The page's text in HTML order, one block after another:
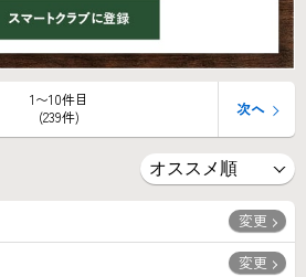
1〜10件目
(239件)
次へ
変更
変更